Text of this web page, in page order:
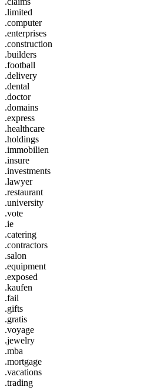
.limited
.computer
.enterprises
.construction
.builders
.football
.delivery
.dental
.doctor
.domains
.express
.healthcare
.holdings
.immobilien
.insure
.investments
.lawyer
.restaurant
.university
.vote
.ie
.catering
.contractors
.salon
.equipment
.exposed
.kaufen
.fail
.gifts
.gratis
.voyage
.jewelry
.mba
.mortgage
.vacations
.trading